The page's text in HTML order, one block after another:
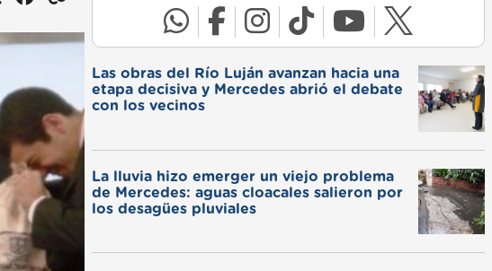
Las obras del Río Luján avanzan hacia una
etapa decisiva y Mercedes abrió el debate
con los vecinos
La lluvia hizo emerger un viejo problema
de Mercedes: aguas cloacales salieron por
los desagües pluviales